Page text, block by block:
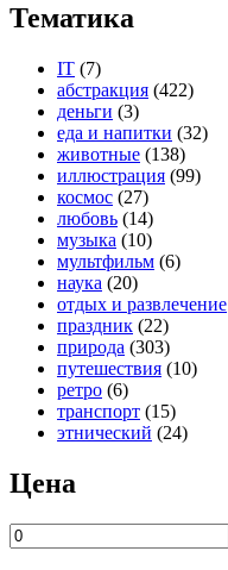
Тематика
IT (7)
абстракция (422)
деньги (3)
еда и напитки (32)
животные (138)
иллюстрация (99)
космос (27)
любовь (14)
музыка (10)
мультфильм (6)
наука (20)
отдых и развлечение
праздник (22)
природа (303)
путешествия (10)
ретро (6)
транспорт (15)
этнический (24)
Цена